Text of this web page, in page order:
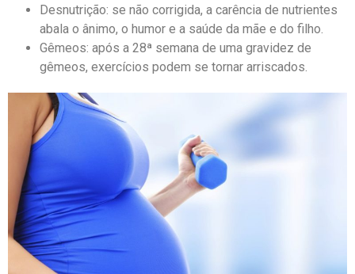
Desnutrição: se não corrigida, a carência de nutrientes
abala o ânimo, o humor e a saúde da mãe e do filho.
Gêmeos: após a 28ª semana de uma gravidez de
gêmeos, exercícios podem se tornar arriscados.